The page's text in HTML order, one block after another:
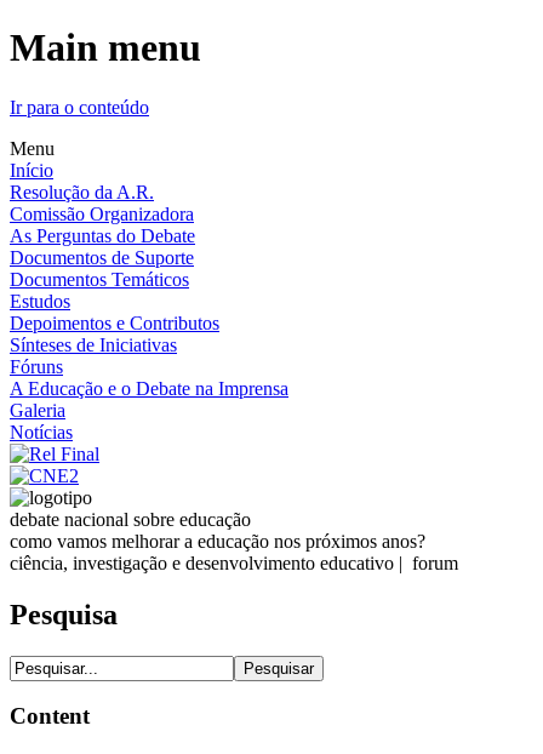
Main menu
Ir para o conteúdo
Menu
Início
Resolução da A.R.
Comissão Organizadora
As Perguntas do Debate
Documentos de Suporte
Documentos Temáticos
Estudos
Depoimentos e Contributos
Sínteses de Iniciativas
Fóruns
A Educação e o Debate na Imprensa
Galeria
Notícias
debate nacional sobre educação
como vamos melhorar a educação nos próximos anos?
ciência, investigação e desenvolvimento educativo | forum
Pesquisa
Content